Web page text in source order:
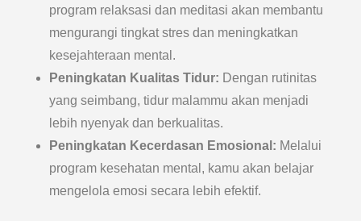
program relaksasi dan meditasi akan membantu
mengurangi tingkat stres dan meningkatkan
kesejahteraan mental.
Peningkatan Kualitas Tidur: Dengan rutinitas
yang seimbang, tidur malammu akan menjadi
lebih nyenyak dan berkualitas.
Peningkatan Kecerdasan Emosional: Melalui
program kesehatan mental, kamu akan belajar
mengelola emosi secara lebih efektif.